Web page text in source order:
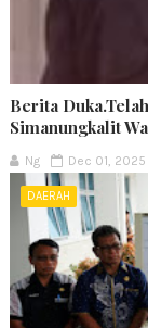
Berita
Simanungkalit
Ng Dec 01, 2025
DAERAH